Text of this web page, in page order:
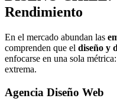
Rendimiento
En el mercado abundan las
comprenden que el diseño y
enfocarse en una sola
extrema.
Agencia Diseño Web